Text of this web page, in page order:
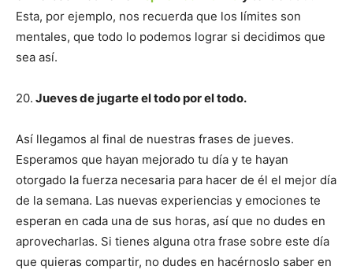
Esta, por ejemplo, nos recuerda que los límites son
mentales, que todo lo podemos lograr si decidimos que
sea así.
20. Jueves de jugarte el todo por el todo.
Así llegamos al final de nuestras frases de jueves.
Esperamos que hayan mejorado tu día y te hayan
otorgado la fuerza necesaria para hacer de él el mejor día
de la semana. Las nuevas experiencias y emociones te
esperan en cada una de sus horas, así que no dudes en
aprovecharlas. Si tienes alguna otra frase sobre este día
que quieras compartir, no dudes en hacérnoslo saber en